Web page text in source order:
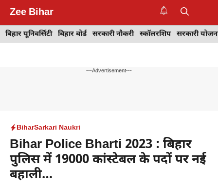
content
Zee Bihar
बिहार यूनिवर्सिटी बिहार बोर्ड सरकारी नौकरी स्कॉलरशिप सरकारी
---Advertisement---
BiharSarkari Naukri
Bihar Police Bharti 2023 : बिहार
पुलिस में 19000 कांस्टेबल के पदों पर नई
बहाली…